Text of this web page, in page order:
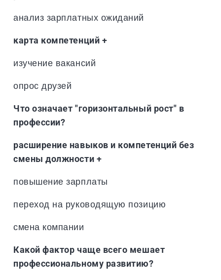
анализ зарплатных ожиданий
карта компетенций +
изучение вакансий
опрос друзей
Что означает "горизонтальный рост" в
профессии?
расширение навыков и компетенций без
смены должности +
повышение зарплаты
переход на руководящую позицию
смена компании
Какой фактор чаще всего мешает
профессиональному развитию?